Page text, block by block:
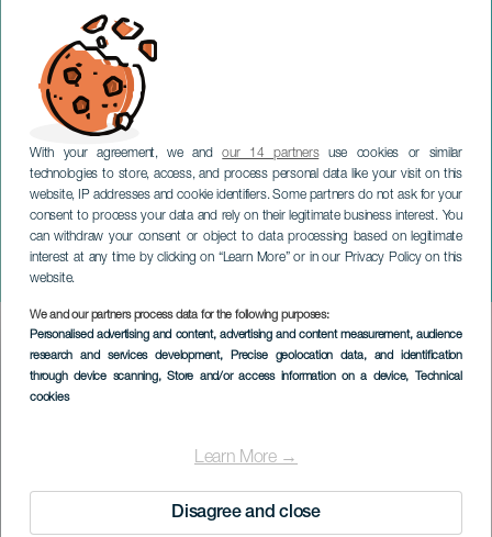
With your agreement, we andour 14 partnersuse cookies or similar
technologies to store, access, and process personal data like your visit on this
website, IP addresses and cookie identifiers. Some partners do not ask for your
consent to process your data and rely on their legitimate business interest. You
can withdraw your consent or object to data processing based on legitimate
interest at any time by clicking on “Learn More” or in our Privacy Policy on this
website.
We and our partners process data for the following purposes:
Personalised advertising and content, advertising and content measurement, audience
research and services development, Precise geolocation data, and identification
through device scanning, Store and/or access information on a device, Technical
cookies
Learn More →
Disagree and close
Soplo de letras
LANZAROTE
Imagen
Listado